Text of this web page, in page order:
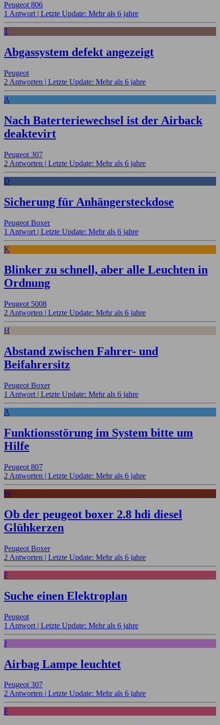
Peugeot 806
1 Antwort | Letzte Update: Mehr als 6 jahre
T
Abgassystem defekt angezeigt
Peugeot
2 Antworten | Letzte Update: Mehr als 6 jahre
A
Nach Baterteriewechsel ist der Airback
deaktevirt
Peugeot 307
2 Antworten | Letzte Update: Mehr als 6 jahre
D
Sicherung für Anhängersteckdose
Peugeot Boxer
1 Antwort | Letzte Update: Mehr als 6 jahre
K
Blinker zu schnell, aber alle Leuchten in
Ordnung
Peugeot 5008
2 Antworten | Letzte Update: Mehr als 6 jahre
H
Abstand zwischen Fahrer- und
Beifahrersitz
Peugeot Boxer
1 Antwort | Letzte Update: Mehr als 6 jahre
A
Funktionsstörung im System bitte um
Hilfe
Peugeot 807
2 Antworten | Letzte Update: Mehr als 6 jahre
W
Ob der peugeot boxer 2.8 hdi diesel
Glühkerzen
Peugeot Boxer
2 Antworten | Letzte Update: Mehr als 6 jahre
F
Suche einen Elektroplan
Peugeot
1 Antwort | Letzte Update: Mehr als 6 jahre
J
Airbag Lampe leuchtet
Peugeot 307
2 Antworten | Letzte Update: Mehr als 6 jahre
F